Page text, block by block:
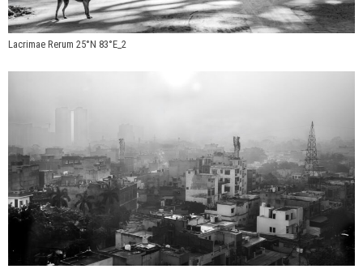
Lacrimae Rerum 25°N 83°E_2